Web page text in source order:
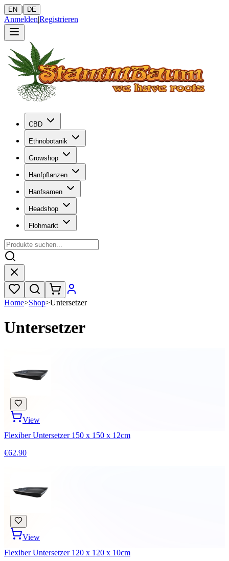
EN | DE
Anmelden|Registrieren
CBD
Ethnobotanik
Growshop
Hanfpflanzen
Hanfsamen
Headshop
Flohmarkt
Home>Shop>Untersetzer
Untersetzer
View
Flexiber Untersetzer 150 x 150 x 12cm
€62.90
View
Flexiber Untersetzer 120 x 120 x 10cm